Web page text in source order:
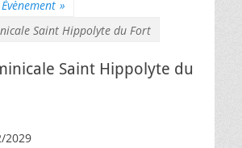
Évènement »
Saint Hippolyte du Fort
Saint Hippolyte du
2029